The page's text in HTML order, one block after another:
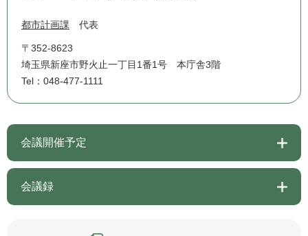
都市計画課 代表
〒352-8623
埼玉県新座市野火止一丁目1番1号 本庁舎3階
Tel：048-477-1111
会議開催予定
会議録